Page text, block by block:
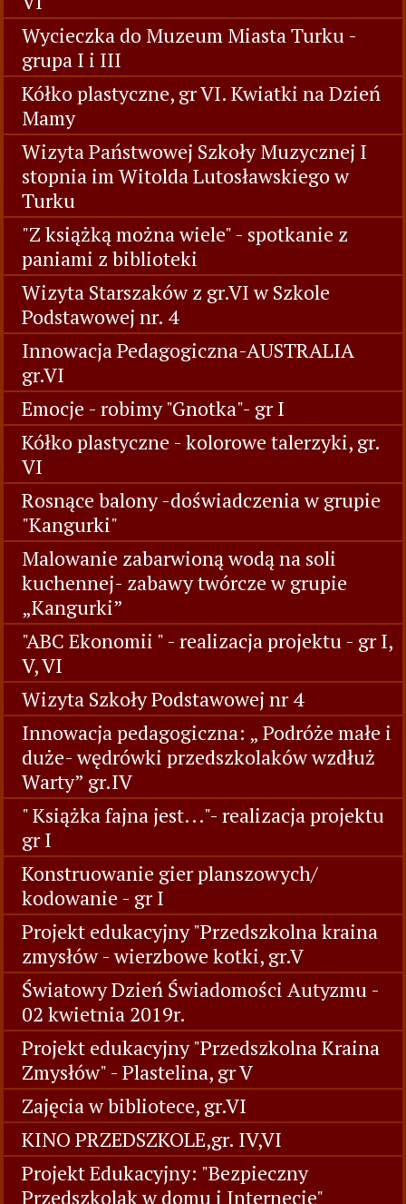
Wycieczka do Muzeum Miasta Turku -
grupa I i III
Kółko plastyczne, gr VI. Kwiatki na Dzień
Mamy
Wizyta Państwowej Szkoły Muzycznej I
stopnia im Witolda Lutosławskiego w
Turku
"Z książką można wiele" - spotkanie z
paniami z biblioteki
Wizyta Starszaków z gr.VI w Szkole
Podstawowej nr. 4
Innowacja Pedagogiczna-AUSTRALIA
gr.VI
Emocje - robimy "Gnotka"- gr I
Kółko plastyczne - kolorowe talerzyki, gr.
VI
Rosnące balony -doświadczenia w grupie
"Kangurki"
Malowanie zabarwioną wodą na soli
kuchennej- zabawy twórcze w grupie
„Kangurki”
"ABC Ekonomii " - realizacja projektu - gr I,
V, VI
Wizyta Szkoły Podstawowej nr 4
Innowacja pedagogiczna: „ Podróże małe i
duże- wędrówki przedszkolaków wzdłuż
Warty” gr.IV
" Książka fajna jest..."- realizacja projektu
gr I
Konstruowanie gier planszowych/
kodowanie - gr I
Projekt edukacyjny "Przedszkolna kraina
zmysłów - wierzbowe kotki, gr.V
Światowy Dzień Świadomości Autyzmu -
02 kwietnia 2019r.
Projekt edukacyjny "Przedszkolna Kraina
Zmysłów" - Plastelina, gr V
Zajęcia w bibliotece, gr.VI
KINO PRZEDSZKOLE,gr. IV,VI
Projekt Edukacyjny: "Bezpieczny
Przedszkolak w domu i Internecie"